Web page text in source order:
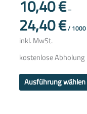
10,40€–
24,40€/1000
inkl. MwSt.
kostenlose Abholung
Ausführung wählen